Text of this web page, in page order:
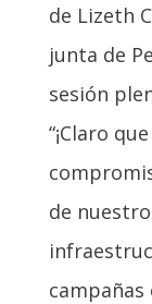
de Lizeth
junta de
sesión
“¡Claro
de